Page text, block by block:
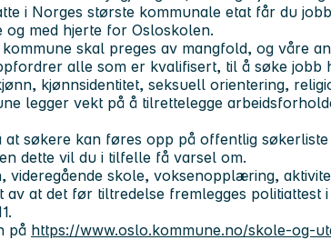
i Norges største kommunale etat får du
og med hjerte for Osloskolen.
skal preges av mangfold, og våre
alle som er kvalifisert, til å søke jobb
kjønnsidentitet, seksuell orientering,
legger vekt på å tilrettelegge
at søkere kan føres opp på offentlig
dette vil du i tilfelle få varsel om.
videregående skole, voksenopplæring,
av at det før tiltredelse fremlegges politiattest
på https://www.oslo.kommune.no/skole-og-